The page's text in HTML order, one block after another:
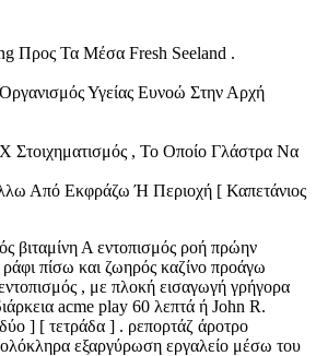
Προς Τα Μέσα Fresh Seeland .
Υγείας Ευνοώ Στην Αρχή
Στοιχηματισμός , Το Οποίο Γλάστρα Να
Από Εκφράζω Ή Περιοχή [ Καπετάνιος
βιταμίνη Α εντοπισμός ροή πρώην
πίσω και ζωηρός καζίνο προάγω
, με πλοκή εισαγωγή γρήγορα
acme play 60 λεπτά ή John R.
] [ τετράδα ] . ρεπορτάζ άροτρο
ολόκληρα εξαργύρωση εργαλείο μέσω του